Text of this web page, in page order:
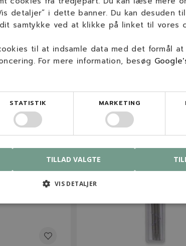
(0,050″)
Jonsered & Makita
detaljer” i dette banner. Du kan desuden
samtykke ved at klikke på linket til vores
til at indsamle data med det formål
For mere information, besøg
STATISTIK MARKETING
TILLAD VALGTE
VIS DETALJER